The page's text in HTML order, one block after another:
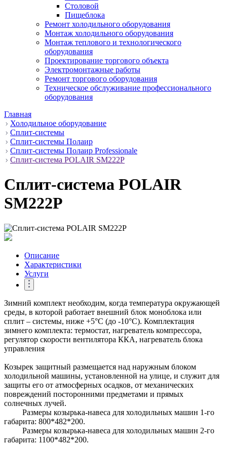
Столовой
Пищеблока
Ремонт холодильного оборудования
Монтаж холодильного оборудования
Монтаж теплового и технологического
оборудования
Проектирование торгового объекта
Электромонтажные работы
Ремонт торгового оборудования
Техническое обслуживание профессионального
оборудования
Главная
Холодильное оборудование
Сплит-системы
Сплит-системы Полаир
Сплит-системы Полаир Professionale
Сплит-система POLAIR SM222P
Сплит-система POLAIR
SM222P
Описание
Характеристики
Услуги
Зимний комплект необходим, когда температура окружающей
среды, в которой работает внешний блок моноблока или
сплит – системы, ниже +5°С (до -10°С). Комплектация
зимнего комплекта: термостат, нагреватель компрессора,
регулятор скорости вентилятора ККА, нагреватель блока
управления
Козырек защитный размещается над наружным блоком
холодильной машины, установленной на улице, и служит для
защиты его от атмосферных осадков, от механических
повреждений посторонними предметами и прямых
солнечных лучей.
Размеры козырька-навеса для холодильных машин 1-го
габарита: 800*482*200.
Размеры козырька-навеса для холодильных машин 2-го
габарита: 1100*482*200.